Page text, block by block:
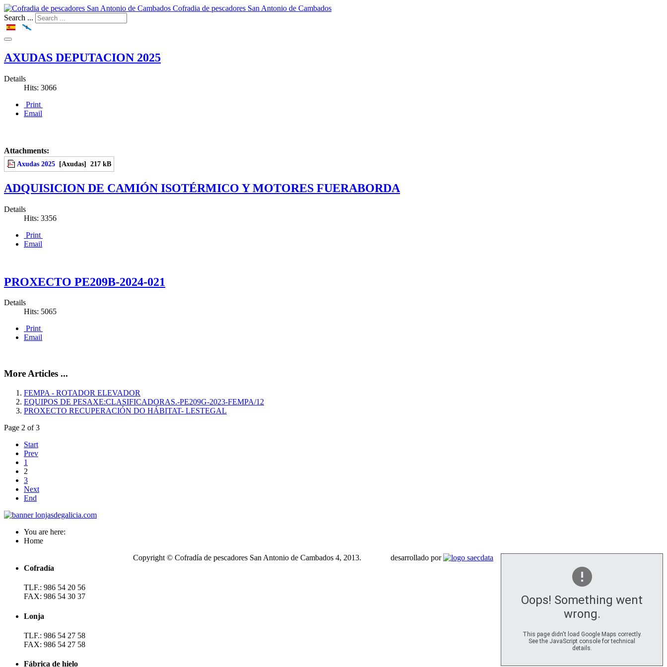
Cofradia de pescadores San Antonio de Cambados
Search ...
AXUDAS DEPUTACION 2025
Details
Hits: 3066
Print
Email
Attachments:
Axudas 2025 [Axudas] 217 kB
ADQUISICION DE CAMIÓN ISOTÉRMICO Y MOTORES FUERABORDA
Details
Hits: 3356
Print
Email
PROXECTO PE209B-2024-021
Details
Hits: 5065
Print
Email
More Articles ...
FEMPA - ROTADOR ELEVADOR
EQUIPOS DE PESAXE:CLASIFICADORAS.-PE209G-2023-FEMPA/12
PROXECTO RECUPERACIÓN DO HÁBITAT- LESTEGAL
Page 2 of 3
Start
Prev
1
2
3
Next
End
You are here:
Home
Cofradía
TLF.: 986 54 20 56
FAX: 986 54 30 37
Lonja
TLF.: 986 54 27 58
FAX: 986 54 27 58
Fábrica de hielo
Oops! Something went
wrong.
This page didn't load Google Maps correctly.
See the JavaScript console for technical
details.
Copyright © Cofradía de pescadores San Antonio de Cambados 4, 2013. desarrollado por